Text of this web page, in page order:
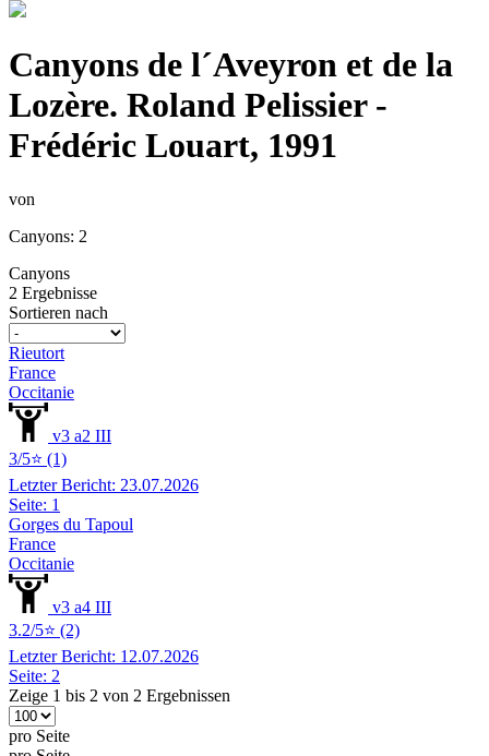
Canyons de l´Aveyron et de la
Lozère. Roland Pelissier -
Frédéric Louart, 1991
von
Canyons: 2
Canyons
2 Ergebnisse
Sortieren nach
Rieutort
France
Occitanie
v3 a2 III
3/5⭐ (1)
Letzter Bericht: 23.07.2026
Seite: 1
Gorges du Tapoul
France
Occitanie
v3 a4 III
3.2/5⭐ (2)
Letzter Bericht: 12.07.2026
Seite: 2
Zeige 1 bis 2 von 2 Ergebnissen
pro Seite